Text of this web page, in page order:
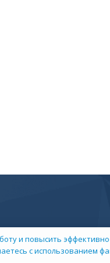
и повысить
с использованием